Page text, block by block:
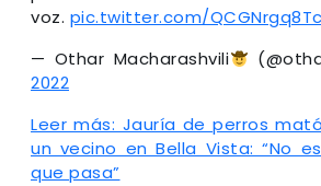
voz. pic.twitter.com/QCGNrgq8Tc
— Othar Macharashvili
2022
Leer más: Jauría de perros
un vecino en Bella Vista: “No
que pasa”